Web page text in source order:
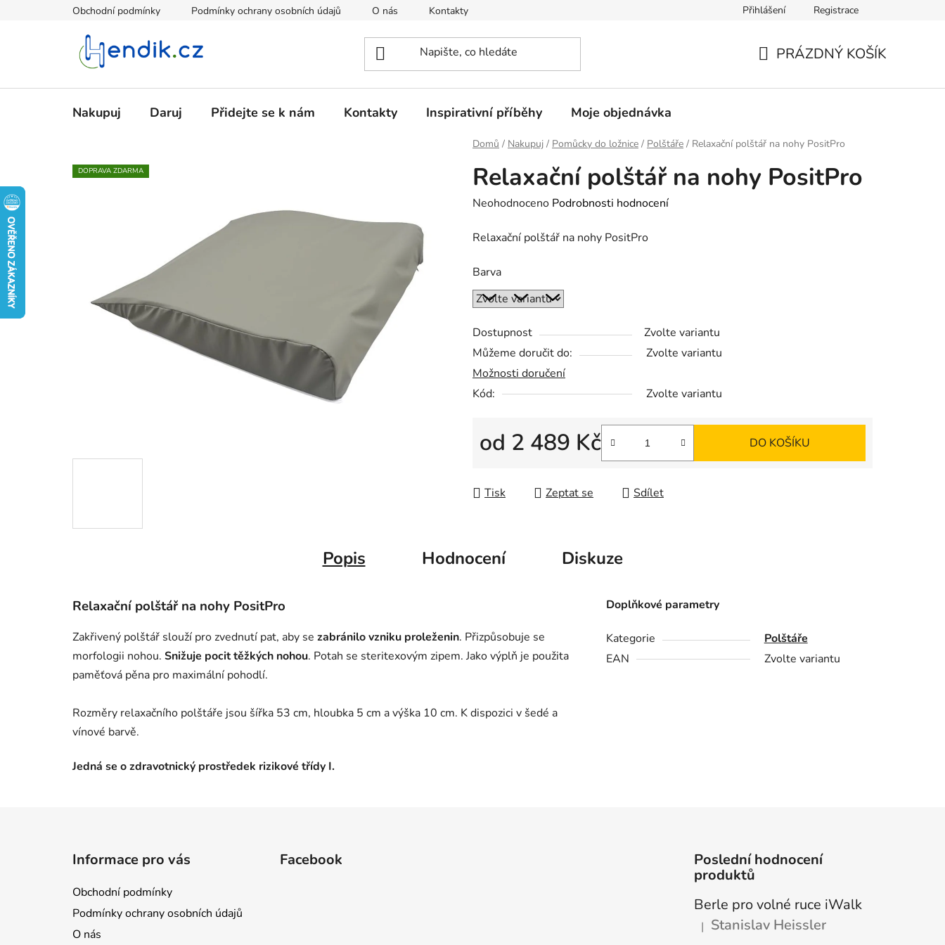
Obchodní podmínky Podmínky ochrany osobních údajů O nás Kontakty Přihlášení Registrace
PRÁZDNÝ KOŠÍK
Nakupuj Daruj Přidejte se k nám Kontakty Inspirativní příběhy Moje objednávka
Domů / Nakupuj / Pomůcky do ložnice / Polštáře / Relaxační polštář na nohy PositPro
Relaxační polštář na nohy PositPro
Průměrné
produktu
0,0
z
hvězdiček.
Neohodnoceno Podrobnosti hodnocení
Relaxační polštář na nohy PositPro
Barva
Dostupnost
Zvolte variantu
Můžeme doručit do:
Zvolte variantu
Možnosti doručení
Kód:
Zvolte variantu
od 2 489 Kč DO KOŠÍKU
Tisk Zeptat se Sdílet
DOPRAVA ZDARMA
Popis Hodnocení Diskuze
Relaxační polštář na nohy PositPro
Zakřivený polštář slouží pro zvednutí pat, aby se zabránilo vzniku proleženin. Přizpůsobuje se
morfologii nohou. Snižuje pocit těžkých nohou. Potah se steritexovým zipem. Jako výplň je použita
paměťová pěna pro maximální pohodlí.
Rozměry relaxačního polštáře jsou šířka 53 cm, hloubka 5 cm a výška 10 cm. K dispozici v šedé a
vínové barvě.
Jedná se o zdravotnický prostředek rizikové třídy I.
Doplňkové parametry
Kategorie
Polštáře
EAN
Zvolte variantu
Informace pro vás
Obchodní podmínky
Podmínky ochrany osobních údajů
O nás
Facebook
Poslední hodnocení
produktů
Berle pro volné ruce iWalk
Hodnocení produktu je 5 z 5 hvězdiček.
| Stanislav Heissler